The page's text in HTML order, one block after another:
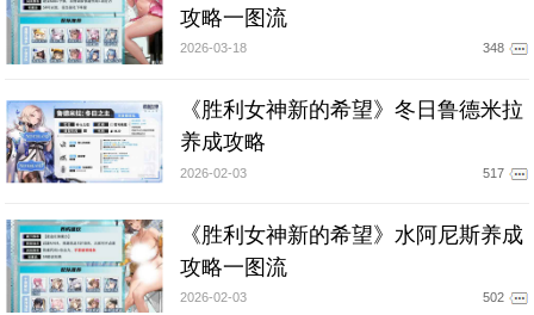
攻略一图流
2026-03-18 348
《胜利女神新的希望》冬日鲁德米拉
养成攻略
2026-02-03 517
《胜利女神新的希望》水阿尼斯养成
攻略一图流
2026-02-03 502